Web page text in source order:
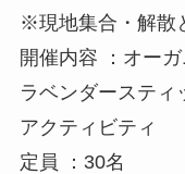
※現地集合・解散
開催内容 ：オー
ラベンダースティ
アクティビティ
定員 ：30名